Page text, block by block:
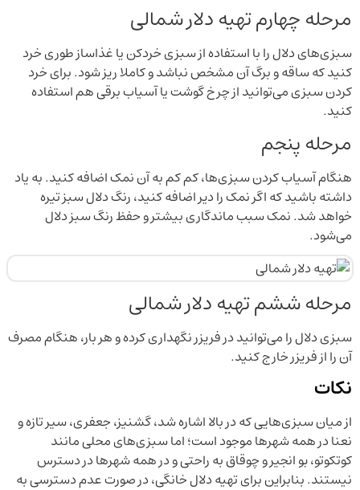
مرحله چهارم تهیه دلار شمالی
سبزی‌های دلال را با استفاده از سبزی خردکن یا غذاساز طوری خرد
کنید که ساقه و برگ آن مشخص نباشد و کاملا ریز شود. برای خرد
کردن سبزی می‌توانید از چرخ گوشت یا آسیاب برقی هم استفاده
کنید.
مرحله پنجم
هنگام آسیاب کردن سبزی‌ها، کم کم به آن نمک اضافه کنید. به یاد
داشته باشید که اگر نمک را دیر اضافه کنید، رنگ دلال سبز تیره
خواهد شد. نمک سبب ماندگاری بیشتر و حفظ رنگ سبز دلال
می‌شود.
مرحله ششم تهیه دلار شمالی
سبزی دلال را می‌توانید در فریزر نگهداری کرده و هر بار، هنگام مصرف
آن را از فریزر خارج کنید.
نکات
از میان سبزی‌هایی که در بالا اشاره شد، گشنیز، جعفری، سیر تازه و
نعنا در همه شهرها موجود است؛ اما سبزی‌های محلی مانند
کوتکوتو، بو انجیر و چوقاق به راحتی و در همه شهرها در دسترس
نیستند. بنابراین برای تهیه دلال خانگی، در صورت عدم دسترسی به